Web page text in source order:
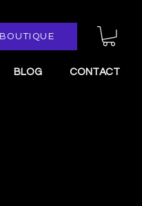
BOUTIQUE
BLOG CONTACT